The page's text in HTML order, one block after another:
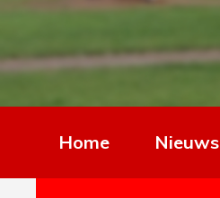
Home Nieuws